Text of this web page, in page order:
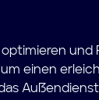
und
einen